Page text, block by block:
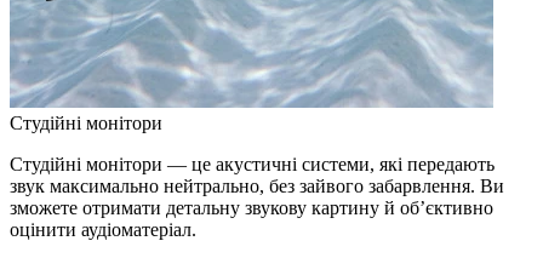
Студійні монітори
Студійні монітори — це акустичні системи, які передають
звук максимально нейтрально, без зайвого забарвлення. Ви
зможете отримати детальну звукову картину й об’єктивно
оцінити аудіоматеріал.